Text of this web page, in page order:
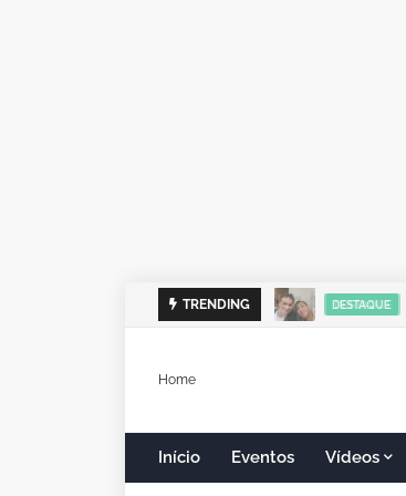
TRENDING DESTAQUE
Home
Início Eventos Vídeos